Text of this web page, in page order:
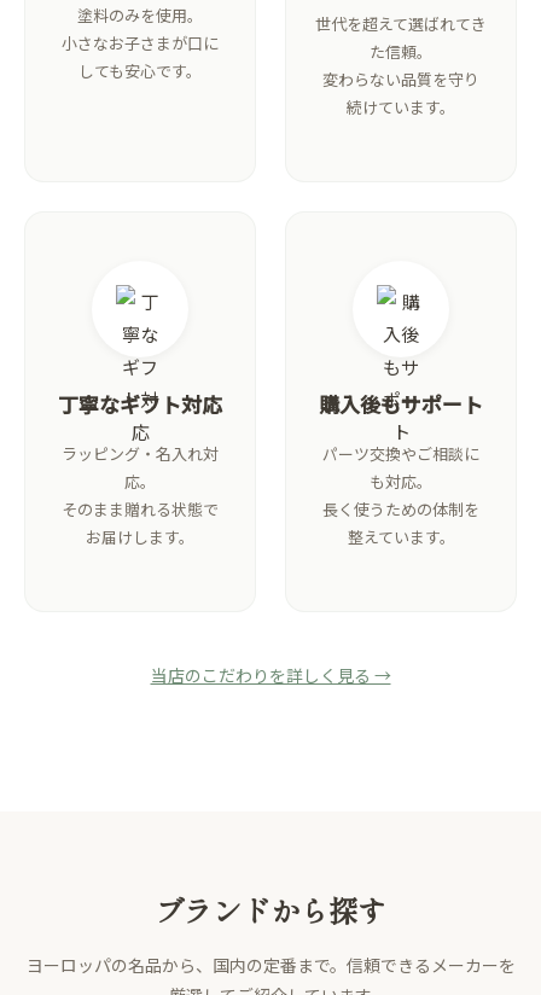
塗料のみを使用。
小さなお子さまが口に
しても安心です。
世代を超えて選ばれてき
た信頼。
変わらない品質を守り
続けています。
丁寧なギフト対応
ラッピング・名入れ対
応。
そのまま贈れる状態で
お届けします。
購入後もサポート
パーツ交換やご相談に
も対応。
長く使うための体制を
整えています。
当店のこだわりを詳しく見る →
ブランドから探す
ヨーロッパの名品から、国内の定番まで。信頼できるメーカーを